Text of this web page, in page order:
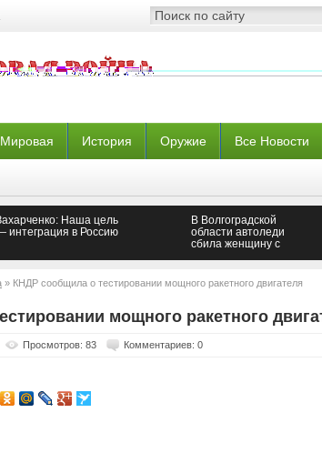
Мировая История Оружие Все Новости
Наша цель
интеграция в Россию
В Волгоградской
области автоледи
сбила женщину с
» КНДР сообщила о тестировании мощного ракетного двигателя
мощного ракетного
Просмотров: 83 Комментариев: 0